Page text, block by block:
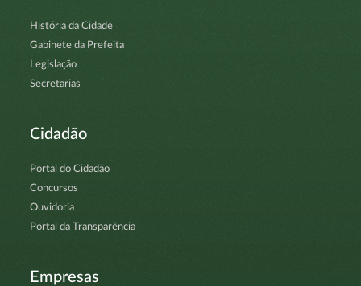
História da Cidade
Gabinete da Prefeita
Legislação
Secretarias
Cidadão
Portal do Cidadão
Concursos
Ouvidoria
Portal da Transparência
Empresas